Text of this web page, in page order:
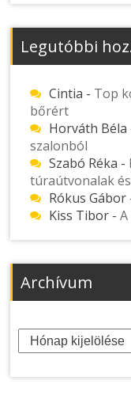
Legutóbbi
Cintia - Top
bőrért
Horváth Béla
szalonból
Szabó Réka -
túraútvonalak
Rókus Gábor
Kiss Tibor -
Archívum
Archívum